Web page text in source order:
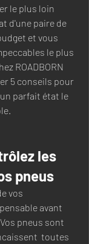
le plus loin
d'une paire de
et vous
le plus
ROADBORN
5 conseils pour
parfait état le
les
pneus
vos
avant
pneus sont
toutes